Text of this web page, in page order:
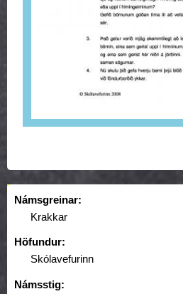
Námsgreinar:
Krakkar
Höfundur:
Skólavefurinn
Námsstig: